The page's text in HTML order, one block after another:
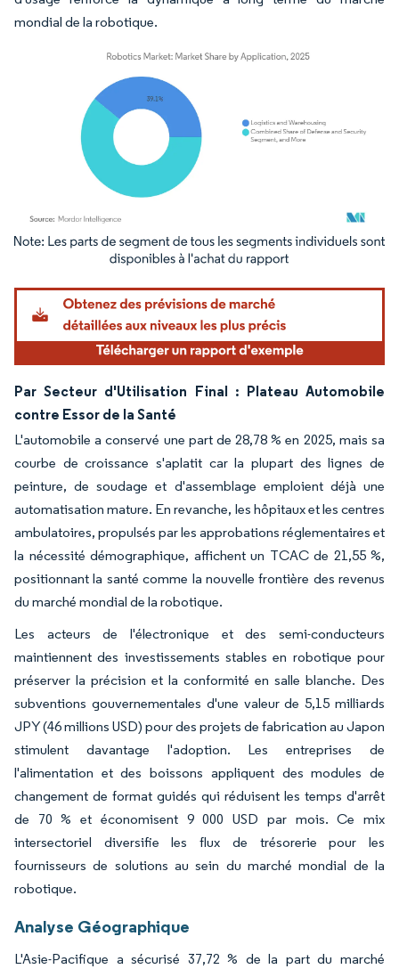
mondial de la robotique.
Image © Mordor Intelligence. La réutilisation nécessite une attribution sous CC BY
Par Secteur d'Utilisation Final : Plateau Automobile
contre Essor de la Santé
L'automobile a conservé une part de 28,78 % en 2025, mais sa
courbe de croissance s'aplatit car la plupart des lignes de
peinture, de soudage et d'assemblage emploient déjà une
automatisation mature. En revanche, les hôpitaux et les centres
ambulatoires, propulsés par les approbations réglementaires et
la nécessité démographique, affichent un TCAC de 21,55 %,
positionnant la santé comme la nouvelle frontière des revenus
du marché mondial de la robotique.
Les acteurs de l'électronique et des semi-conducteurs
maintiennent des investissements stables en robotique pour
préserver la précision et la conformité en salle blanche. Des
subventions gouvernementales d'une valeur de 5,15 milliards
JPY (46 millions USD) pour des projets de fabrication au Japon
stimulent davantage l'adoption. Les entreprises de
l'alimentation et des boissons appliquent des modules de
changement de format guidés qui réduisent les temps d'arrêt
de 70 % et économisent 9 000 USD par mois. Ce mix
intersectoriel diversifie les flux de trésorerie pour les
fournisseurs de solutions au sein du marché mondial de la
robotique.
Analyse Géographique
L'Asie-Pacifique a sécurisé 37,72 % de la part du marché